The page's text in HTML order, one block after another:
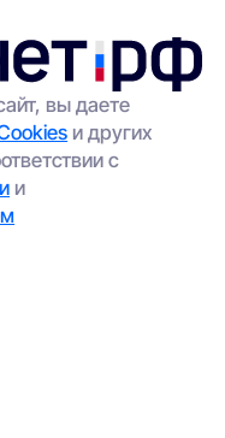
вы даете
и других
с
и